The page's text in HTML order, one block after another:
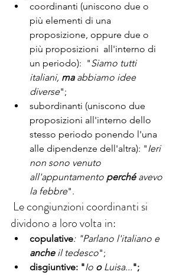
coordinanti (uniscono due o
più elementi di una
proposizione, oppure due o
più proposizioni  all'interno di
un periodo):  "Siamo tutti
italiani, ma abbiamo idee
diverse";
subordinanti (uniscono due
proposizioni all'interno dello
stesso periodo ponendo l'una
alle dipendenze dell'altra): "Ieri
non sono venuto
all'appuntamento perché avevo
la febbre".
dividono a loro volta in:
copulative: "Parlano l'italiano e
anche il tedesco";
disgiuntive: "Io o Luisa...";